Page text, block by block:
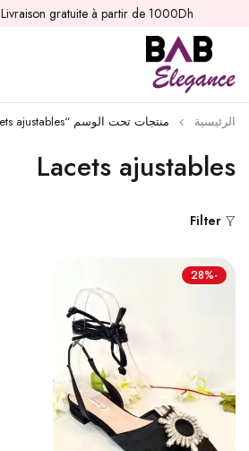
Livraison gratuite à partir de 1000Dh
Lacets ajustables
الرئيسية منتجات تحت الوسم “Lacets ajustables”
Filter
-28%